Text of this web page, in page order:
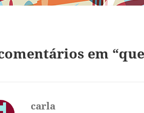
em
carla